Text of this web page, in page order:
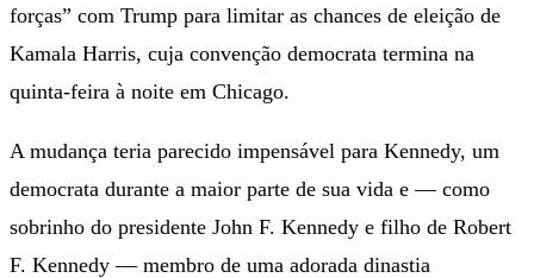
forças” com Trump para limitar as chances de eleição de
Kamala Harris, cuja convenção democrata termina na
quinta-feira à noite em Chicago.
A mudança teria parecido impensável para Kennedy, um
democrata durante a maior parte de sua vida e — como
sobrinho do presidente John F. Kennedy e filho de Robert
F. Kennedy — membro de uma adorada dinastia